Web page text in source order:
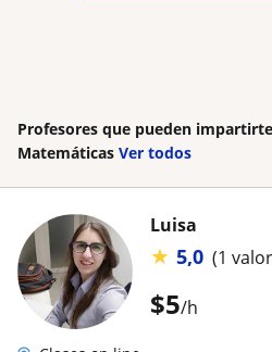
Profesores que pueden
Matemáticas Ver todos
$5/h
Luisa
★ 5,0 (1